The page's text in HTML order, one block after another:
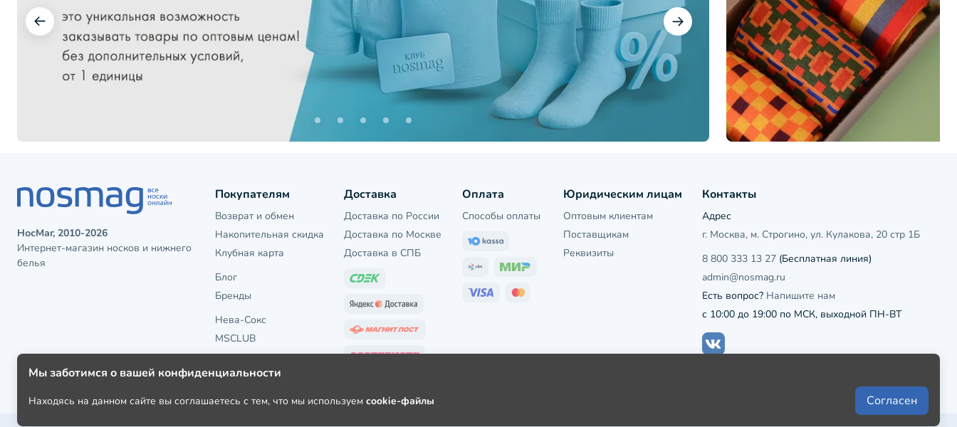
НосМаг, 2010-2026
Интернет-магазин носков и нижнего
белья
Покупателям
Возврат и обмен
Накопительная скидка
Клубная карта
Блог
Бренды
Нева-Сокс
MSCLUB
Доставка
Доставка по России
Доставка по Москве
Доставка в СПБ
Оплата
Способы оплаты
Юридическим лицам
Оптовым клиентам
Поставщикам
Реквизиты
Контакты
Адрес
г. Москва, м. Строгино, ул. Кулакова, 20 стр 1Б
8 800 333 13 27(Бесплатная линия)
admin@nosmag.ru
Есть вопрос? Напишите нам
с 10:00 до 19:00 по МСК, выходной ПН-ВТ
Мы заботимся о вашей конфиденциальности
Находясь на данном сайте вы соглашаетесь с тем, что мы используем cookie-файлы Согласен